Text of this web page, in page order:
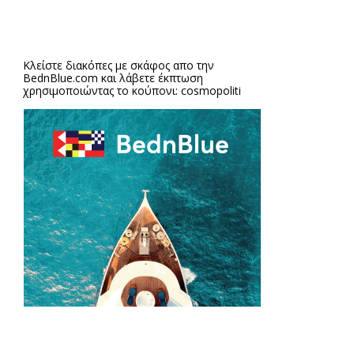
Κλείστε διακόπες με σκάφος απο την
BednBlue.com και λάβετε έκπτωση
χρησιμοποιώντας το κούπονι: cosmopoliti